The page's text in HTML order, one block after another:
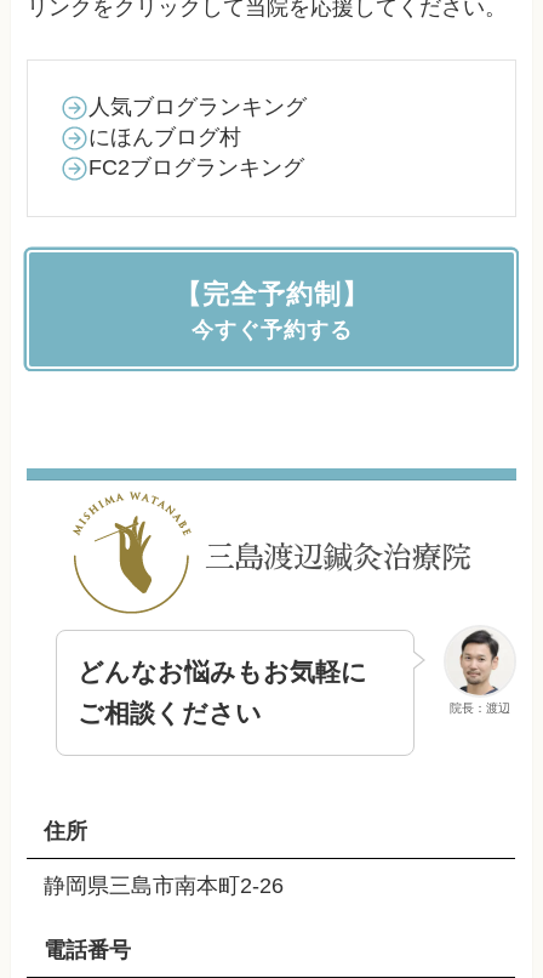
リンクをクリックして当院を応援してください。
人気ブログランキング
にほんブログ村
FC2ブログランキング
【完全予約制】
今すぐ予約する
院長：渡辺
どんなお悩みもお気軽に
ご相談ください
住所
静岡県三島市南本町2-26
電話番号